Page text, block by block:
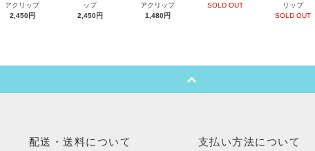
アクリップ
2,450円
ップ
2,450円
アクリップ
1,480円
SOLD OUT
リップ
SOLD OUT
配送・送料について 支払い方法について